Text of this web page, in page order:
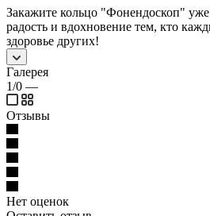
Закажите кольцо "Фонендоскоп" уже
радость и вдохновение тем, кто
здоровье других!
Галерея
1/0 —
Отзывы
Нет оценок